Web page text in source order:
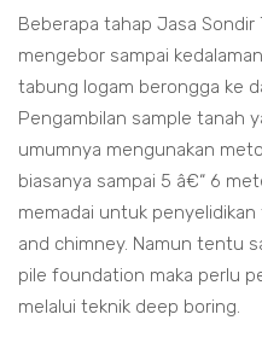
Beberapa tahap Jasa Sondir
mengebor sampai
tabung logam berongga ke
Pengambilan sample tanah
umumnya mengunakan
biasanya sampai 5 â€“ 6
memadai untuk
and chimney. Namun tentu
pile foundation maka perlu
melalui teknik deep boring.